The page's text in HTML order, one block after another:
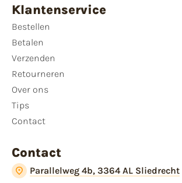
Klantenservice
Bestellen
Betalen
Verzenden
Retourneren
Over ons
Tips
Contact
Contact
Parallelweg 4b, 3364 AL Sliedrecht